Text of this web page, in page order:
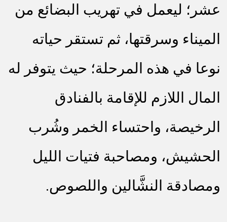
عشر؛ ليعمل في تهريب البضائع من
الميناء وسرقتها، ثم تستقر حياته
نوعا في هذه المرحلة؛ حيث يتوفر له
المال اللازم للإقامة بالفنادق
الرخيصة، واحتساء الخمر وشُرب
الحشيش، ومصاحبة فتيات الليل
ومصادقة النشَّالين واللصوص.